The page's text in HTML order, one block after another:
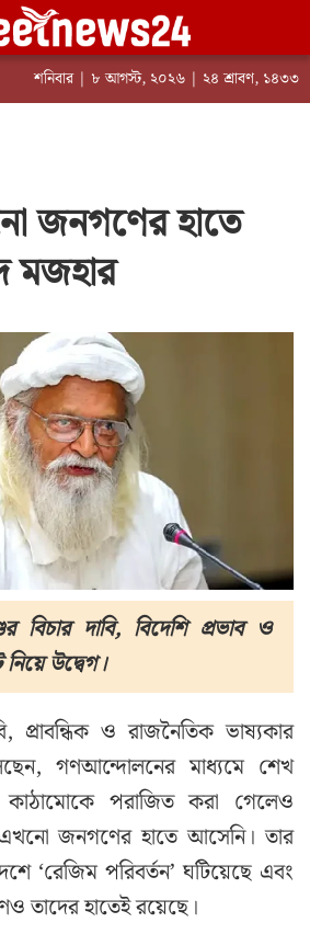
শনিবার | ৮ আগস্ট, ২০২৬ | ২৪ শ্রাবণ, ১৪৩৩
জনগণের হাতে
মজহার
বিচার দাবি, বিদেশি প্রভাব ও
উদ্বেগ।
প্রাবন্ধিক ও রাজনৈতিক ভাষ্যকার
গণআন্দোলনের মাধ্যমে শেখ
কাঠামোকে পরাজিত করা গেলেও
এখনো জনগণের হাতে আসেনি। তার
‘রেজিম পরিবর্তন’ ঘটিয়েছে এবং
তাদের হাতেই রয়েছে।